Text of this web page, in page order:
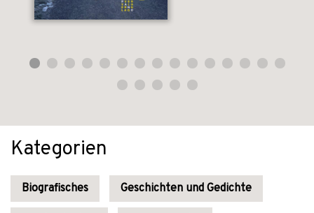
Kategorien
Biografisches Geschichten und Gedichte